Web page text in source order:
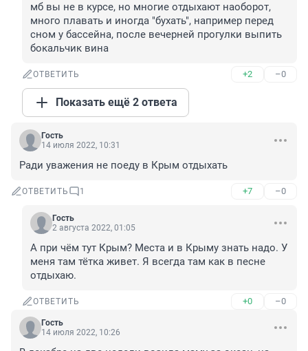
мб вы не в курсе, но многие отдыхают наоборот,
много плавать и иногда "бухать", например перед
сном у бассейна, после вечерней прогулки выпить
бокальчик вина
ОТВЕТИТЬ +2 –0
Показать ещё 2 ответа
Гость
14 июля 2022, 10:31
Ради уважения не поеду в Крым отдыхать
ОТВЕТИТЬ 1 +7 –0
Гость
2 августа 2022, 01:05
А при чём тут Крым? Места и в Крыму знать надо. У
меня там тётка живет. Я всегда там как в песне
отдыхаю.
ОТВЕТИТЬ +0 –0
Гость
14 июля 2022, 10:26